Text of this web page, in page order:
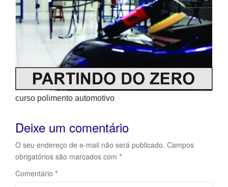
curso polimento automotivo
Deixe um comentário
O seu endereço de e-mail não será publicado. Campos
obrigatórios são marcados com *
Comentário *